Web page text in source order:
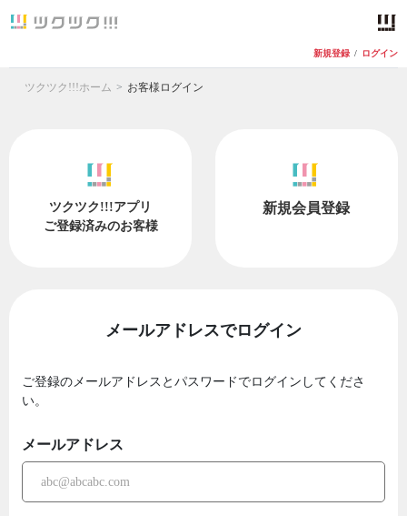
新規登録 / ログイン
ツクツク!!!ホーム お客様ログイン
ツクツク!!!アプリ
ご登録済みのお客様
新規会員登録
メールアドレスでログイン
ご登録のメールアドレスとパスワードでログインしてくださ
い。
メールアドレス